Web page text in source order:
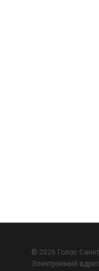
© 2026 Голос
Электронный